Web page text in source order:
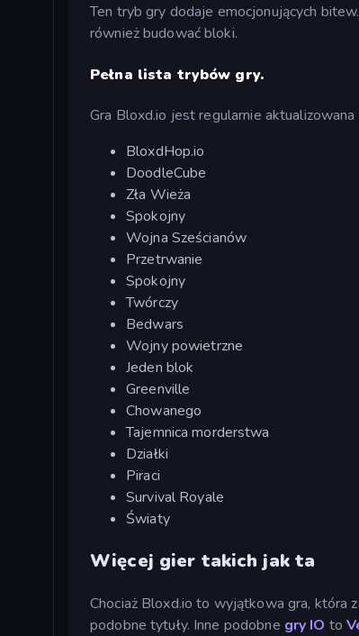
Ten tryb gry dodaje emocjonujących
również budować bloki.
Pełna lista trybów gry.
Gra Bloxd.io jest regularnie
BloxdHop.io
DoodleCube
Zła Wieża
Spokojny
Wojna Sześcianów
Przetrwanie
Spokojny
Twórczy
Bedwars
Wojny powietrzne
Jeden blok
Greenville
Chowanego
Tajemnica morderstwa
Działki
Piraci
Survival Royale
Światy
Więcej gier takich jak ta
Chociaż Bloxd.io to wyjątkowa gra, która
podobne tytuły. Inne podobne gry IO to